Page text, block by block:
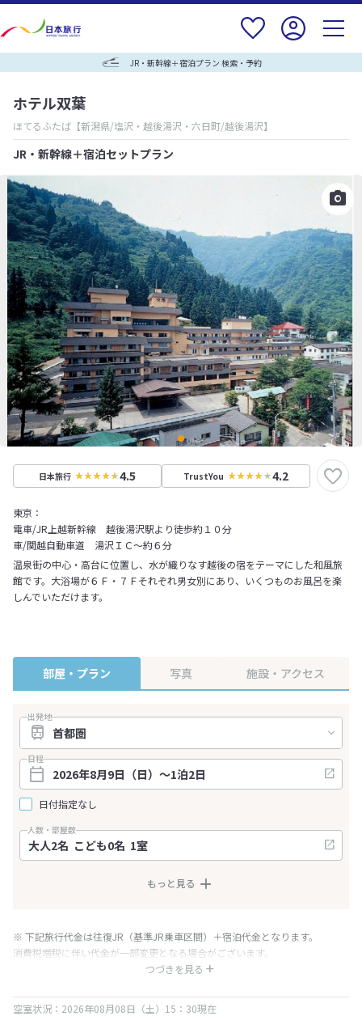
JR・新幹線＋宿泊プラン 検索・予約
ホテル双葉
ほてるふたば 【新潟県/塩沢・越後湯沢・六日町/越後湯沢】
JR・新幹線＋宿泊セットプラン
日本旅行 4.5 TrustYou 4.2
東京：
電車/JR上越新幹線 越後湯沢駅より徒歩約１０分
車/関越自動車道 湯沢ＩＣ～約６分
温泉街の中心・高台に位置し、水が織りなす越後の宿をテーマにした和風旅
館です。大浴場が６Ｆ・７Ｆそれぞれ男女別にあり、いくつものお風呂を楽
しんでいただけます。
部屋・プラン 写真 施設・アクセス
出発地
日程
日付指定なし
人数・部屋数
もっと見る
つづきを見る
※ 下記旅行代金は往復JR（基準JR乗車区間）＋宿泊代金となります。
消費税増税に伴い代金が一部変更となる場合がございます。
※ 表示されている旅行代金・プラン内容は一定時間ごとに更新されます。最
空室状況：2026年08月08日（土）15：30現在